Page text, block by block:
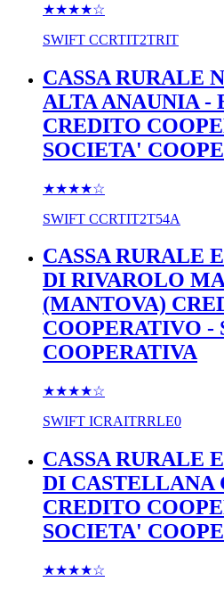
★★★★☆
SWIFT CCRTIT2TRIT
CASSA RURALE
ALTA ANAUNIA -
CREDITO
SOCIETA'
★★★★☆
SWIFT CCRTIT2T54A
CASSA RURALE
DI RIVAROLO
(MANTOVA)
COOPERATIVO -
COOPERATIVA
★★★★☆
SWIFT ICRAITRRLE0
CASSA RURALE
DI CASTELLANA
CREDITO
SOCIETA'
★★★★☆